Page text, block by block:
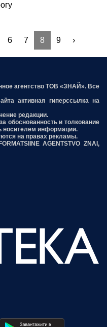
6 7 8 9 ›
агентство ТОВ «ЗНАЙ». Все
активная гиперссылка на
редакции.
обоснованность и толкование
носителем информации.
на правах рекламы.
AGENTSTVO ZNAI,